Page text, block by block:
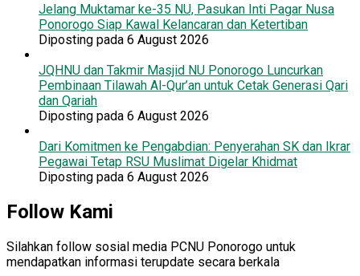
Jelang Muktamar ke-35 NU, Pasukan Inti Pagar Nusa
Ponorogo Siap Kawal Kelancaran dan Ketertiban
Diposting pada 6 August 2026
JQHNU dan Takmir Masjid NU Ponorogo Luncurkan
Pembinaan Tilawah Al-Qur’an untuk Cetak Generasi Qari
dan Qariah
Diposting pada 6 August 2026
Dari Komitmen ke Pengabdian: Penyerahan SK dan Ikrar
Pegawai Tetap RSU Muslimat Digelar Khidmat
Diposting pada 6 August 2026
Follow Kami
Silahkan follow sosial media PCNU Ponorogo untuk
mendapatkan informasi terupdate secara berkala